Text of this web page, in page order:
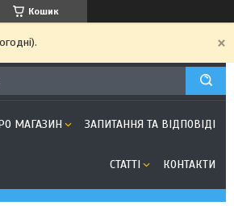
Кошик
МАГАЗИН ЗАПИТАННЯ ТА ВІДПОВІДІ
СТАТТІ КОНТАКТИ